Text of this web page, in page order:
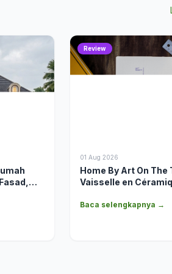
Review
01 Aug 2026
Home By Art On The
Vaisselle en
Table de Luxe
Baca selengkapnya →